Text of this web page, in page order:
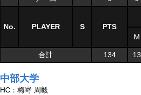
No. PLAYER S PTS
M
合計 134 13
中部大学
HC：梅嵜 周毅